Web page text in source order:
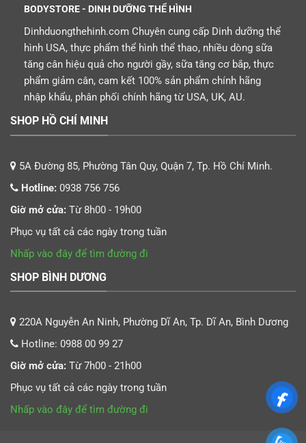
BODYSTORE - DINH DƯỠNG THỂ HÌNH
Dinhduongthehinh.com Chuyên cung cấp Dinh dưỡng thể
hình USA, thực phẩm thể hình thể thao, nhiều dòng sữa
tăng cân hiệu quả cho người gầy, sữa tăng cơ bắp, thực
phẩm giảm cân, cam kết 100% sản phẩm chính hãng
nhập khẩu, phân phối chính hãng từ USA, UK, AU.
SHOP HỒ CHÍ MINH
5A Đường 85, Phường Tân Quy, Quận 7, Tp. Hồ Chí Minh.
Hotline: 0938 756 756
Giờ mở cửa: Từ 8h00 - 19h00
Phục vụ tất cả các ngày trong tuần
Nhấp vào đây để tìm đường đi
SHOP BÌNH DƯƠNG
220A Nguyễn An Ninh, Phường Dĩ An, Tp. Dĩ An, Bình Dương
Hotline: 0988 00 99 27
Giờ mở cửa: Từ 7h00 - 21h00
Phục vụ tất cả các ngày trong tuần
Nhấp vào đây để tìm đường đi